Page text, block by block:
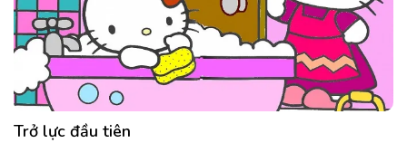
Trở lực đầu tiên